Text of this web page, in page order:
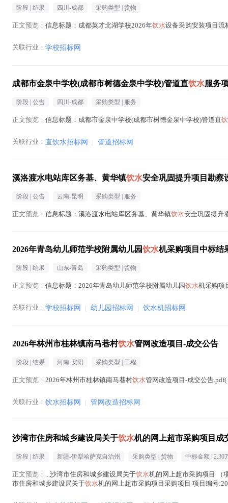
阶段 | 结果 四川-成都 采购类型 | 货物
正文预览： 信息标题：成都英才北湖学校2026年饮水设备采购安装项目流
关联行业： 学校招标网
成都市金泉中学校(成都市树德金泉中学校)管道直饮水服务
阶段 | 公告 四川-成都 采购类型 | 服务
正文预览： 信息标题：成都市金泉中学校(成都市树德金泉中学校)管道直
关联行业： 直饮水招标网 | 管道招标网
溪洛渡水电站库区务基、黄华镇饮水安全巩固提升项目勘察
阶段 | 公告 云南-昆明 采购类型 | 服务
正文预览： 信息标题：溪洛渡水电站库区务基、黄华镇饮水安全巩固提升
2026年青岛幼儿师范学校附属幼儿园饮水机采购项目中标结
阶段 | 结果 山东-青岛 采购类型 | 货物
正文预览： 信息标题：2026年青岛幼儿师范学校附属幼儿园饮水机采购项
关联行业： 学校招标网 | 幼儿园招标网 | 饮水机招标网
2026年林州市桂林镇南马巷村饮水管网改造项目-成交公告
阶段 | 结果 河南-安阳 采购类型 | 工程
正文预览： 2026年林州市桂林镇南马巷村饮水管网改造项目-成交公告.pdf(
关联行业： 饮水招标网 | 管网改造招标网
沙湾市住房和城乡建设局关于饮水机的网上超市采购项目成
阶段 | 结果 新疆-伊犁哈萨克自治州 采购类型 | 货物 中标金额 | 2.30
正文预览： ...沙湾市住房和城乡建设局关于饮水机的网上超市采购项目 （
市住房和城乡建设局关于饮水机的网上超市采购项目采购项目 项目编号